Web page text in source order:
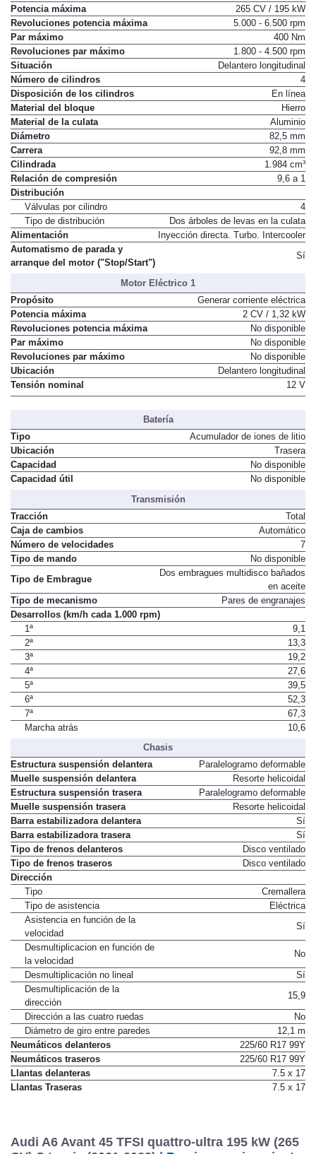
Combustible
Gasolina
Potencia máxima
265 CV / 195 kW
Revoluciones potencia máxima
5.000 - 6.500 rpm
Par máximo
400 Nm
Revoluciones par máximo
1.800 - 4.500 rpm
Situación
Delantero longitudinal
Número de cilindros
4
Disposición de los cilindros
En línea
Material del bloque
Hierro
Material de la culata
Aluminio
Diámetro
82,5 mm
Carrera
92,8 mm
Cilindrada
1.984 cm³
Relación de compresión
Distribución
Válvulas por cilindro
4
Tipo de distribución
Dos árboles de levas en la culata
Alimentación
Automatismo de parada y
Motor Eléctrico 1
Propósito
Generar corriente eléctrica
Potencia máxima
2 CV / 1,32 kW
Revoluciones potencia máxima
No disponible
Par máximo
No disponible
Revoluciones par máximo
No disponible
Ubicación
Delantero longitudinal
Tensión nominal
12 V
Batería
Tipo
Acumulador de iones de litio
Ubicación
Trasera
Capacidad
No disponible
Transmisión
Tracción
Total
Caja de cambios
Automático
Número de velocidades
7
No disponible
Dos embragues multidisco bañados
en aceite
Tipo de mecanismo
Desarrollos (km/h cada 1.000 rpm)
1ª
9,1
2ª
13,3
3ª
19,2
4ª
27,6
5ª
39,5
6ª
52,3
7ª
67,3
Chasis
Estructura suspensión delantera
Paralelogramo deformable
Muelle suspensión delantera
Resorte helicoidal
Estructura suspensión trasera
Paralelogramo deformable
Muelle suspensión trasera
Resorte helicoidal
Barra estabilizadora delantera
Sí
Barra estabilizadora trasera
Sí
Tipo de frenos delanteros
Disco ventilado
Tipo de frenos traseros
Dirección
Tipo
Cremallera
Tipo de asistencia
Asistencia en función de la
velocidad
Sí
Desmultiplicacion en función de
la velocidad
No
Desmultiplicación no lineal
Desmultiplicación de la
dirección
15,9
Dirección a las cuatro ruedas
No
Diámetro de giro entre paredes
12,1 m
Neumáticos delanteros
225/60 R17 99Y
Neumáticos traseros
225/60 R17 99Y
Llantas delanteras
7.5 x 17